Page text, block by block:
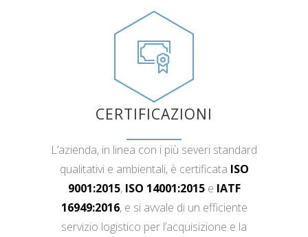
CERTIFICAZIONI
L’azienda, in linea con i più severi standard
qualitativi e ambientali, è certificata ISO
9001:2015, ISO 14001:2015e IATF
16949:2016, e si avvale di un efficiente
servizio logistico per l’acquisizione e la